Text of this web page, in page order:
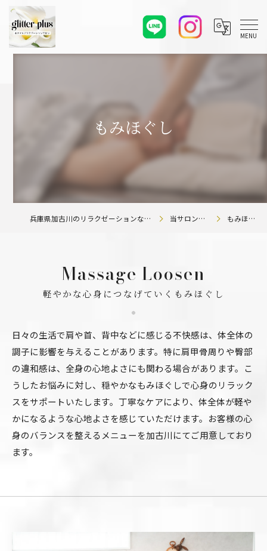
もみほぐし
兵庫県加古川のリラクゼーションならglitter plus 当サロンの特徴 もみほぐし
軽やかな心身につなげていくもみほぐし
Massage Loosen
日々の生活で肩や首、背中などに感じる不快感は、体全体の
調子に影響を与えることがあります。特に肩甲骨周りや臀部
の違和感は、全身の心地よさにも関わる場合があります。こ
うしたお悩みに対し、穏やかなもみほぐしで心身のリラック
スをサポートいたします。丁寧なケアにより、体全体が軽や
かになるような心地よさを感じていただけます。お客様の心
身のバランスを整えるメニューを加古川にてご用意しており
ます。